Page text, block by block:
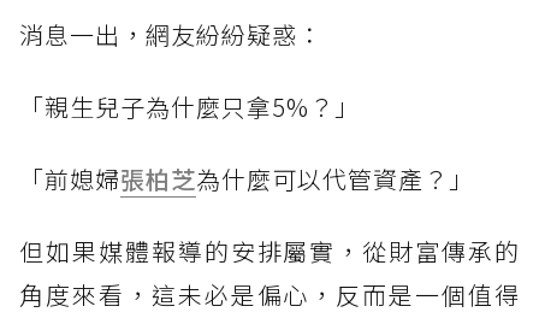
消息一出，網友紛紛疑惑：
「親生兒子為什麼只拿5%？」
「前媳婦張柏芝為什麼可以代管資產？」
但如果媒體報導的安排屬實，從財富傳承的
角度來看，這未必是偏心，反而是一個值得